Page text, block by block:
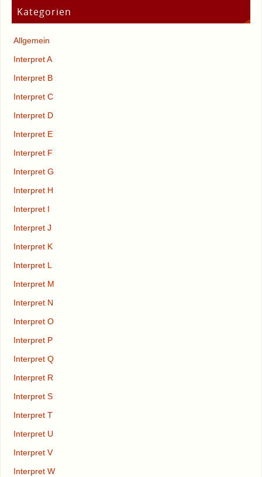
Kategorien
Allgemein
Interpret A
Interpret B
Interpret C
Interpret D
Interpret E
Interpret F
Interpret G
Interpret H
Interpret I
Interpret J
Interpret K
Interpret L
Interpret M
Interpret N
Interpret O
Interpret P
Interpret Q
Interpret R
Interpret S
Interpret T
Interpret U
Interpret V
Interpret W